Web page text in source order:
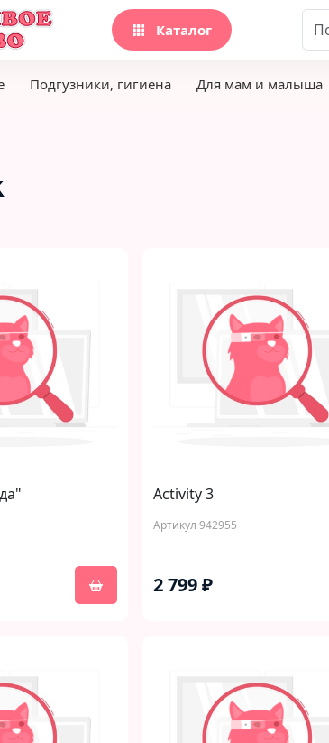
Каталог
Подгузники, гигиена Для мам и малыша
Activity 3
Артикул 942955
2 799 ₽